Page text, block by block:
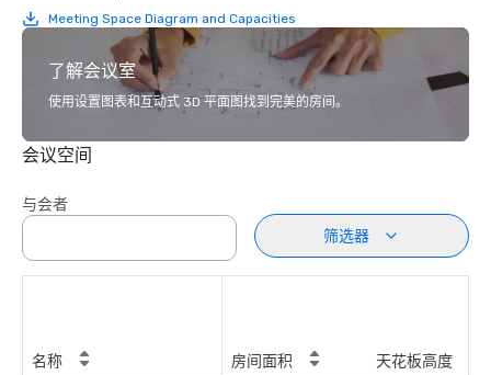
Meeting Space Diagram and Capacities
了解会议室
使用设置图表和互动式 3D 平面图找到完美的房间。
会议空间
与会者
筛选器
名称 房间面积 天花板高度